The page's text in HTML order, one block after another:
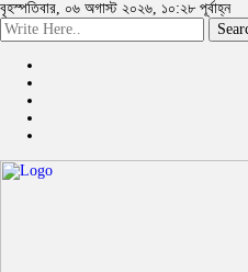
বৃহস্পতিবার, ০৬ অগাস্ট ২০২৬, ১০:২৮ পূর্বাহ্ন